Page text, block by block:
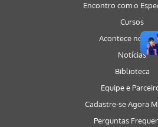
Encontro com o
Cursos
Acontece no
Notícias
Biblioteca
Equipe e
Cadastre-se Agora
Perguntas